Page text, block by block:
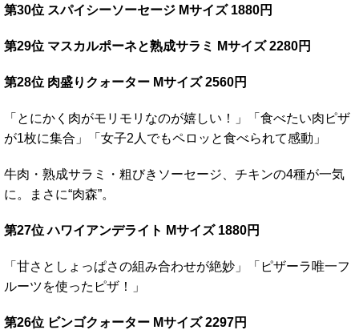
第30位 スパイシーソーセージ Mサイズ 1880円
第29位 マスカルポーネと熟成サラミ Mサイズ 2280円
第28位 肉盛りクォーター Mサイズ 2560円
「とにかく肉がモリモリなのが嬉しい！」「食べたい肉ピザ
が1枚に集合」「女子2人でもペロッと食べられて感動」
牛肉・熟成サラミ・粗びきソーセージ、チキンの4種が一気
に。まさに“肉森”。
第27位 ハワイアンデライト Mサイズ 1880円
「甘さとしょっぱさの組み合わせが絶妙」「ピザーラ唯一フ
ルーツを使ったピザ！」
第26位 ビンゴクォーター Mサイズ 2297円